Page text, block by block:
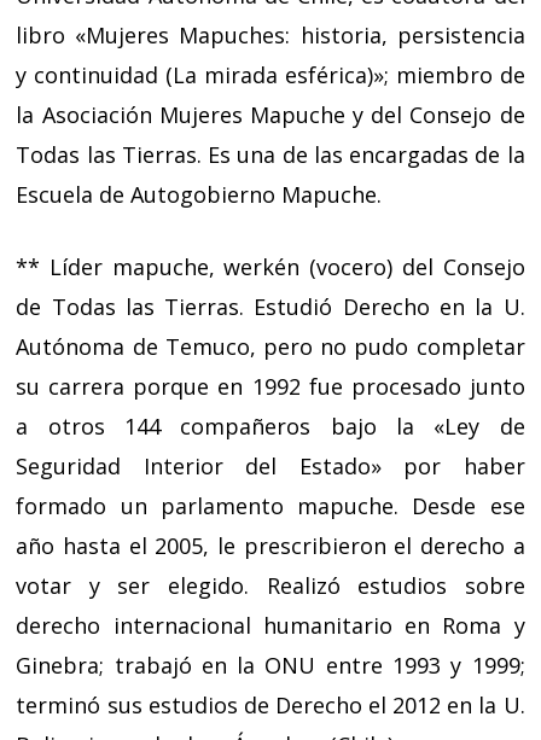
libro «Mujeres Mapuches: historia, persistencia
y continuidad (La mirada esférica)»; miembro de
la Asociación Mujeres Mapuche y del Consejo de
Todas las Tierras. Es una de las encargadas de la
Escuela de Autogobierno Mapuche.
** Líder mapuche, werkén (vocero) del Consejo
de Todas las Tierras. Estudió Derecho en la U.
Autónoma de Temuco, pero no pudo completar
su carrera porque en 1992 fue procesado junto
a otros 144 compañeros bajo la «Ley de
Seguridad Interior del Estado» por haber
formado un parlamento mapuche. Desde ese
año hasta el 2005, le prescribieron el derecho a
votar y ser elegido. Realizó estudios sobre
derecho internacional humanitario en Roma y
Ginebra; trabajó en la ONU entre 1993 y 1999;
terminó sus estudios de Derecho el 2012 en la U.